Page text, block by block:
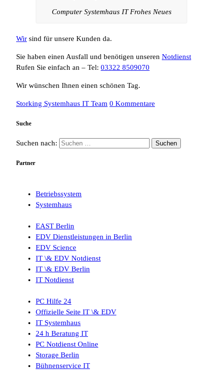
Computer Systemhaus IT Frohes Neues
Wir sind für unsere Kunden da.
Sie haben einen Ausfall und benötigen unseren Notdienst
Rufen Sie einfach an – Tel: 03322 8509070
Wir wünschen Ihnen einen schönen Tag.
Storking Systemhaus IT Team 0 Kommentare
Suche
Suchen nach:
Partner
Betriebssystem
Systemhaus
EAST Berlin
EDV Dienstleistungen in Berlin
EDV Science
IT \& EDV Notdienst
IT \& EDV Berlin
IT Notdienst
PC Hilfe 24
Offizielle Seite IT \& EDV
IT Systemhaus
24 h Beratung IT
PC Notdienst Online
Storage Berlin
Bühnenservice IT